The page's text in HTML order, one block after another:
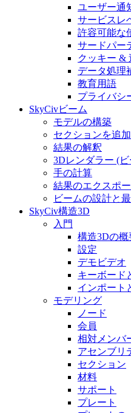
ユーザー通
サービスレ
許容可能な
サードパー
クッキー &
データ処理
教育用語
プライバシ
SkyCivビーム
モデルの構築
セクションを追
結果の解釈
3Dレンダラー (
手の計算
結果のエクスポ
ビームの設計と
SkyCiv構造3D
入門
構造3Dの概
設定
デモビデオ
キーボード
インポート
モデリング
ノード
会員
相対メンバ
アセンブリ
セクション
材料
サポート
プレート